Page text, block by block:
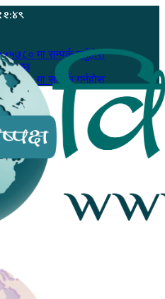
मा सम्पर्क गर्नुहोस
सक्छ
मा सम्पर्क गर्नुहोस